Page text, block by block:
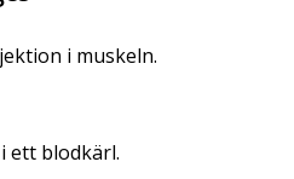
i muskeln.
ett blodkärl.